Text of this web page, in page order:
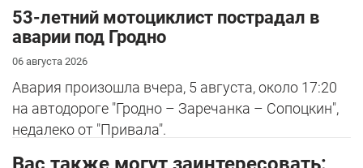
53-летний мотоциклист пострадал в
аварии под Гродно
06 августа 2026
Авария произошла вчера, 5 августа, около 17:20
на автодороге "Гродно – Заречанка – Сопоцкин",
недалеко от "Привала".